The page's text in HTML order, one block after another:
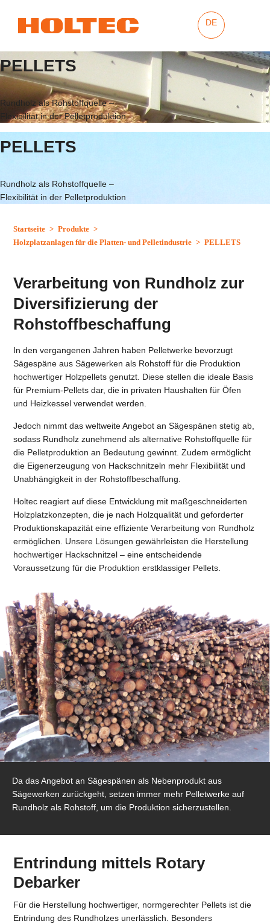
DE
PELLETS
Rundholz als Rohstoffquelle –
Flexibilität in der Pelletproduktion
PELLETS
Rundholz als Rohstoffquelle –
Flexibilität in der Pelletproduktion
Startseite > Produkte >
Holzplatzanlagen für die Platten- und Pelletindustrie > PELLETS
Verarbeitung von Rundholz zur
Diversifizierung der
Rohstoffbeschaffung
In den vergangenen Jahren haben Pelletwerke bevorzugt
Sägespäne aus Sägewerken als Rohstoff für die Produktion
hochwertiger Holzpellets genutzt. Diese stellen die ideale Basis
für Premium-Pellets dar, die in privaten Haushalten für Öfen
und Heizkessel verwendet werden.
Jedoch nimmt das weltweite Angebot an Sägespänen stetig ab,
sodass Rundholz zunehmend als alternative Rohstoffquelle für
die Pelletproduktion an Bedeutung gewinnt. Zudem ermöglicht
die Eigenerzeugung von Hackschnitzeln mehr Flexibilität und
Unabhängigkeit in der Rohstoffbeschaffung.
Holtec reagiert auf diese Entwicklung mit maßgeschneiderten
Holzplatzkonzepten, die je nach Holzqualität und geforderter
Produktionskapazität eine effiziente Verarbeitung von Rundholz
ermöglichen. Unsere Lösungen gewährleisten die Herstellung
hochwertiger Hackschnitzel – eine entscheidende
Voraussetzung für die Produktion erstklassiger Pellets.
Da das Angebot an Sägespänen als Nebenprodukt aus
Sägewerken zurückgeht, setzen immer mehr Pelletwerke auf
Rundholz als Rohstoff, um die Produktion sicherzustellen.
Entrindung mittels Rotary
Debarker
Für die Herstellung hochwertiger, normgerechter Pellets ist die
Entrindung des Rundholzes unerlässlich. Besonders